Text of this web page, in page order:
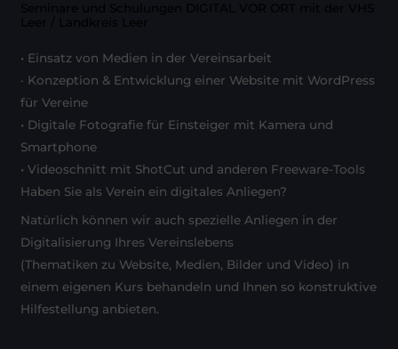
Seminare und Schulungen DIGITAL VOR ORT mit der VHS
Leer / Landkreis Leer
• Einsatz von Medien in der Vereinsarbeit
· Konzeption & Entwicklung einer Website mit WordPress
für Vereine
• Digitale Fotografie für Einsteiger mit Kamera und
Smartphone
• Videoschnitt mit ShotCut und anderen Freeware-Tools
Haben Sie als Verein ein digitales Anliegen?
Natürlich können wir auch spezielle Anliegen in der
Digitalisierung Ihres Vereinslebens
(Thematiken zu Website, Medien, Bilder und Video) in
einem eigenen Kurs behandeln und Ihnen so konstruktive
Hilfestellung anbieten.